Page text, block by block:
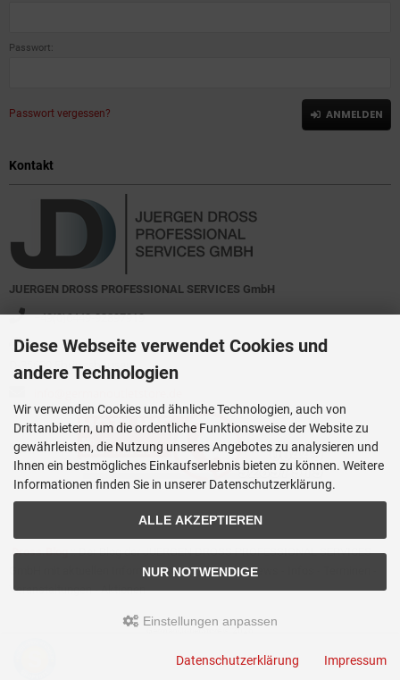
Passwort:
Passwort vergessen? ANMELDEN
Kontakt
JUERGEN DROSS PROFESSIONAL SERVICES GmbH
+49(0)6449-92897919
Kirchstraße 44
D-35630 Ehringshausen
Dross.Blog::Der Blog der JUERGEN DROSS PROFESSIONAL SERVICES
GmbH mit aktuellen Informationen zu Technik - News - Infos - Terminen -
Veranstaltungen - Aktionen
GermanOutletStore © 2026
ified eCommerce Shopsoftware © 2009-2026
Diese Webseite verwendet Cookies und
andere Technologien
Wir verwenden Cookies und ähnliche Technologien, auch von
Drittanbietern, um die ordentliche Funktionsweise der Website zu
gewährleisten, die Nutzung unseres Angebotes zu analysieren und
Ihnen ein bestmögliches Einkaufserlebnis bieten zu können. Weitere
Informationen finden Sie in unserer Datenschutzerklärung.
ALLE AKZEPTIEREN
NUR NOTWENDIGE
Einstellungen anpassen
Datenschutzerklärung Impressum